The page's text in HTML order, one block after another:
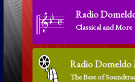
Radio
Classical and More
Radio Domeldo
The Best of